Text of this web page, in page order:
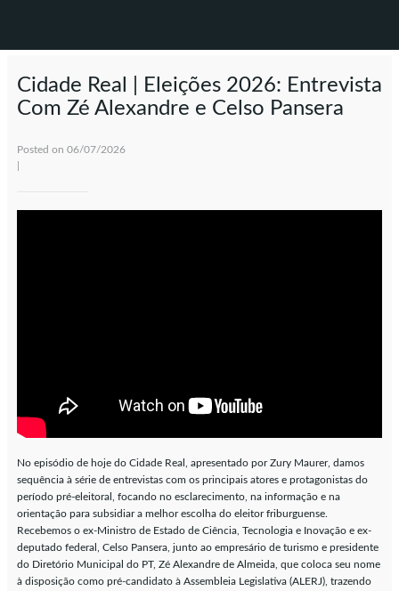
Cidade Real | Eleições 2026: Entrevista
Com Zé Alexandre e Celso Pansera
Posted on 06/07/2026
No episódio de hoje do Cidade Real, apresentado por Zury Maurer, damos
sequência à série de entrevistas com os principais atores e protagonistas do
período pré-eleitoral, focando no esclarecimento, na informação e na
orientação para subsidiar a melhor escolha do eleitor friburguense.
Recebemos o ex-Ministro de Estado de Ciência, Tecnologia e Inovação e ex-
deputado federal, Celso Pansera, junto ao empresário de turismo e presidente
do Diretório Municipal do PT, Zé Alexandre de Almeida, que coloca seu nome
à disposição como pré-candidato à Assembleia Legislativa (ALERJ), trazendo